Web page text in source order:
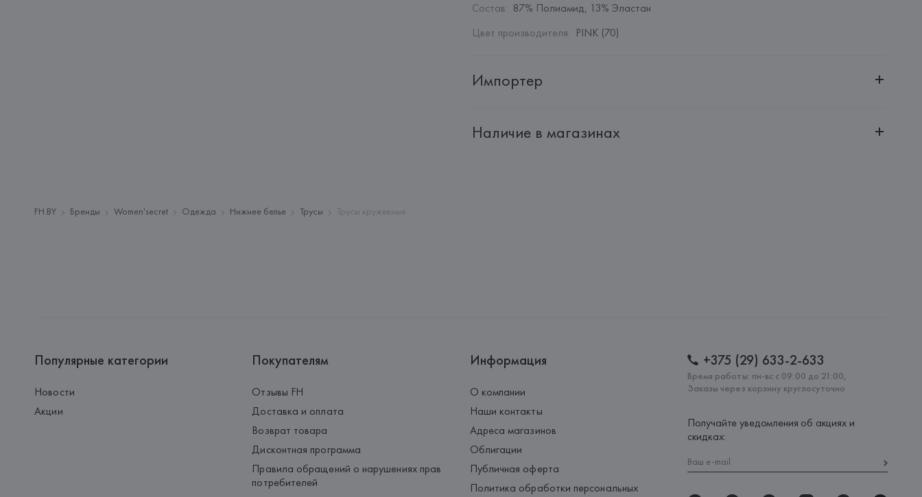
Состав: 87% Полиамид, 13% Эластан
Цвет производителя: PINK (70)
Импортер
Адрес: Республика Беларусь, 220030, г. Минск, ул. Немига, 5, пом. 39
Наличие в магазинах
FH.BY Бренды Women'secret Одежда Нижнее белье Трусы Трусы кружевные
Популярные категории
Новости
Акции
Покупателям
Отзывы FH
Доставка и оплата
Возврат товара
Дисконтная программа
Правила обращений о нарушениях прав
потребителей
Информация
О компании
Наши контакты
Адреса магазинов
Облигации
Публичная оферта
Политика обработки персональных
+375 (29) 633-2-633
Время работы: пн-вс с 09:00 до 21:00,
Заказы через корзину круглосуточно
Получайте уведомления об акциях и
скидках: